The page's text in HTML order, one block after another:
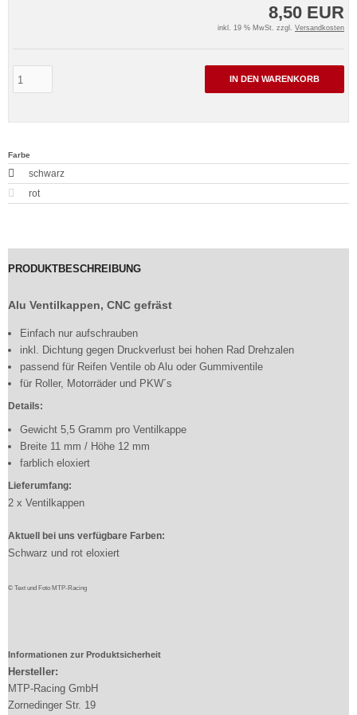
8,50 EUR
inkl. 19 % MwSt. zzgl. Versandkosten
IN DEN WARENKORB
Farbe
schwarz
rot
PRODUKTBESCHREIBUNG
Alu Ventilkappen, CNC gefräst
Einfach nur aufschrauben
inkl. Dichtung gegen Druckverlust bei hohen Rad Drehzalen
passend für Reifen Ventile ob Alu oder Gummiventile
für Roller, Motorräder und PKW´s
Details:
Gewicht 5,5 Gramm pro Ventilkappe
Breite 11 mm / Höhe 12 mm
farblich eloxiert
Lieferumfang:
2 x Ventilkappen
Aktuell bei uns verfügbare Farben:
Schwarz und rot eloxiert
© Text und Foto MTP-Racing
Informationen zur Produktsicherheit
Hersteller:
MTP-Racing GmbH
Zornedinger Str. 19